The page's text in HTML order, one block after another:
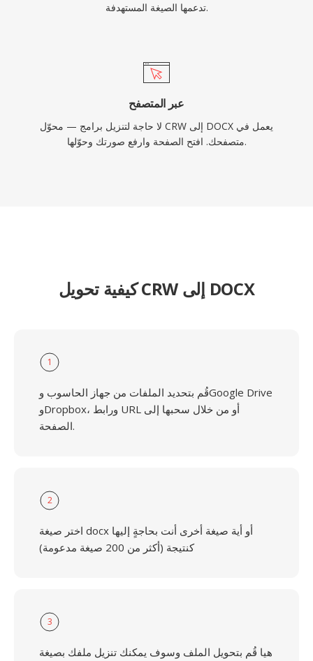
تدعمها الصيغة المستهدفة.
عبر المتصفح
لا حاجة لتنزيل برامج — محوّل CRW إلى DOCX يعمل في
متصفحك. افتح الصفحة وارفع صورتك وحوّلها.
كيفية تحويل CRW إلى DOCX
1
قُم بتحديد الملفات من جهاز الحاسوب وGoogle Drive
وDropbox، ورابط URL أو من خلال سحبها إلى
الصفحة.
2
اختر صيغة docx أو أية صيغة أخرى أنت بحاجةٍ إليها
كنتيجة (أكثر من 200 صيغة مدعومة)
3
هيا قُم بتحويل الملف وسوف يمكنك تنزيل ملفك بصيغة